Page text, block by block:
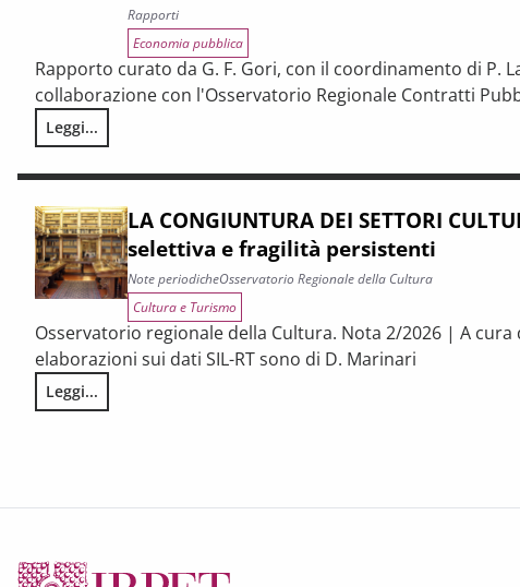
Rapporti
Economia pubblica
Rapporto curato da G. F. Gori, con il coordinamento di P.
collaborazione con l'Osservatorio Regionale Contratti
Leggi...
I CONTRATTI PUBBLICI AL TERMINE DEL PNRR –
LA CONGIUNTURA DEI SETTORI
selettiva e fragilità persistenti
Note periodicheOsservatorio Regionale della Cultura
Cultura e Turismo
Osservatorio regionale della Cultura. Nota 2/2026 | A cura
elaborazioni sui dati SIL-RT sono di D. Marinari
Leggi...
LA CONGIUNTURA DEI SETTORI CULTURALI. Ripresa selettiva e